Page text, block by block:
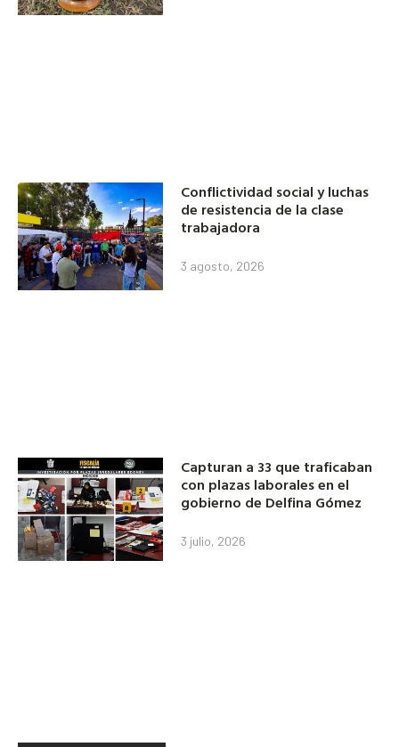
Conflictividad social y luchas
de resistencia de la clase
trabajadora
3 agosto, 2026
Capturan a 33 que traficaban
con plazas laborales en el
gobierno de Delfina Gómez
3 julio, 2026